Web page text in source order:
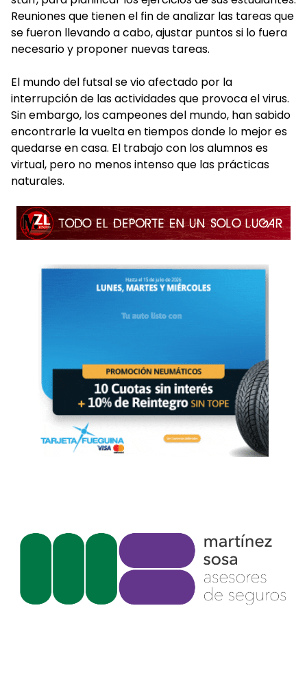
Reuniones que tienen el fin de analizar las tareas que
se fueron llevando a cabo, ajustar puntos si lo fuera
necesario y proponer nuevas tareas.
El mundo del futsal se vio afectado por la
interrupción de las actividades que provoca el virus.
Sin embargo, los campeones del mundo, han sabido
encontrarle la vuelta en tiempos donde lo mejor es
quedarse en casa. El trabajo con los alumnos es
virtual, pero no menos intenso que las prácticas
naturales.